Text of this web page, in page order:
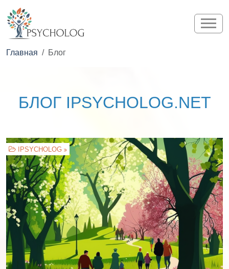
Главная Блог
БЛОГ IPSYCHOLOG.NET
IPSYCHOLOG